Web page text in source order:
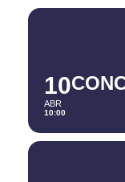
10
ABR
10:00